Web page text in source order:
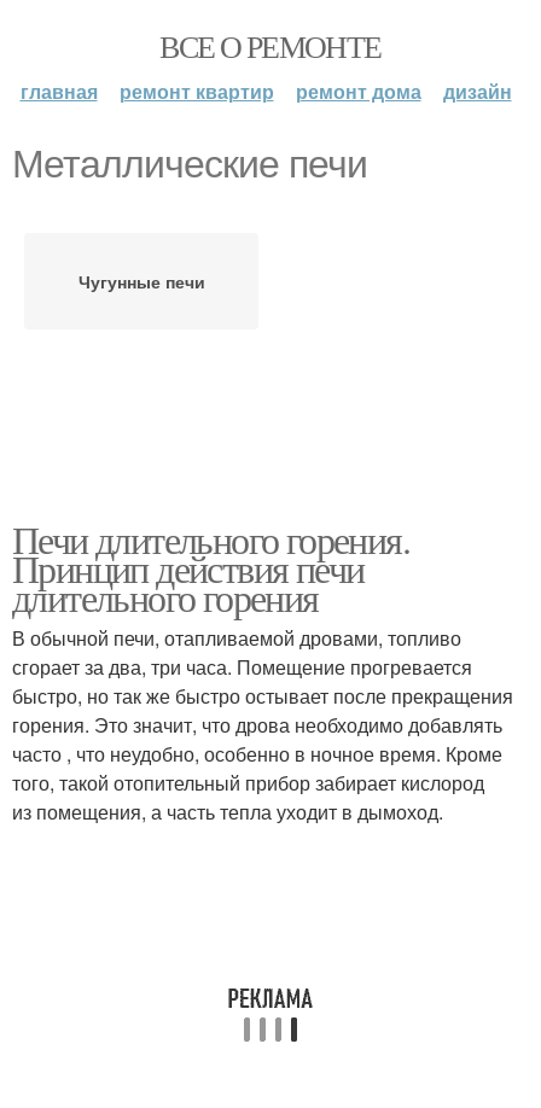
ВСЕ О РЕМОНТЕ
главная ремонт квартир ремонт дома дизайн
Металлические печи
Чугунные печи
Печи длительного горения.
Принцип действия печи
длительного горения
В обычной печи, отапливаемой дровами, топливо
сгорает за два, три часа. Помещение прогревается
быстро, но так же быстро остывает после прекращения
горения. Это значит, что дрова необходимо добавлять
часто , что неудобно, особенно в ночное время. Кроме
того, такой отопительный прибор забирает кислород
из помещения, а часть тепла уходит в дымоход.